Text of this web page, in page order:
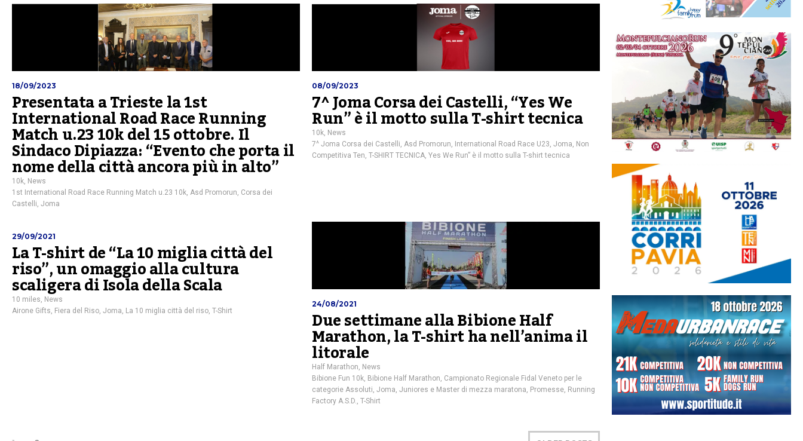
18/09/2023
Presentata a Trieste la 1st
International Road Race Running
Match u.23 10k del 15 ottobre. Il
Sindaco Dipiazza: “Evento che porta il
nome della città ancora più in alto”
10k, News
1st International Road Race Running Match u.23 10k, Asd Promorun, Corsa dei
Castelli, Joma
08/09/2023
7^ Joma Corsa dei Castelli, “Yes We
Run” è il motto sulla T-shirt tecnica
10k, News
7^ Joma Corsa dei Castelli, Asd Promorun, International Road Race U23, Joma, Non
Competitiva Ten, T-SHIRT TECNICA, Yes We Run” è il motto sulla T-shirt tecnica
29/09/2021
La T-shirt de “La 10 miglia città del
riso”, un omaggio alla cultura
scaligera di Isola della Scala
10 miles, News
Airone Gifts, Fiera del Riso, Joma, La 10 miglia città del riso, T-Shirt
24/08/2021
Due settimane alla Bibione Half
Marathon, la T-shirt ha nell’anima il
litorale
Half Marathon, News
Bibione Fun 10k, Bibione Half Marathon, Campionato Regionale Fidal Veneto per le
categorie Assoluti, Joma, Juniores e Master di mezza maratona, Promesse, Running
Factory A.S.D., T-Shirt